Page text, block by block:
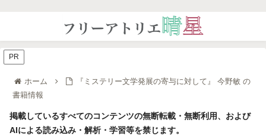
ホーム
『ミステリー文学発展の寄与に対して』 今野敏 の
書籍情報
掲載しているすべてのコンテンツの無断転載・無断利用、および
AIによる読み込み・解析・学習等を禁じます。
PR